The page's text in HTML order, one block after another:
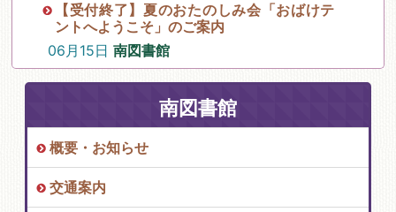
【受付終了】夏のおたのしみ会「おばけテ
ントへようこそ」のご案内
06月15日 南図書館
南図書館
概要・お知らせ
交通案内